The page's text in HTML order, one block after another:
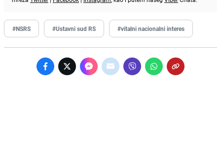
#NSRS #Ustavni sud RS #vitalni nacionalni interes